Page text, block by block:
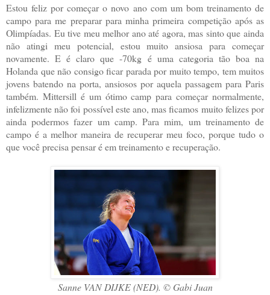
Estou feliz por começar o novo ano com um bom treinamento de
campo para me preparar para minha primeira competição após as
Olimpíadas. Eu tive meu melhor ano até agora, mas sinto que ainda
não atingi meu potencial, estou muito ansiosa para começar
novamente. E é claro que -70kg é uma categoria tão boa na
Holanda que não consigo ficar parada por muito tempo, tem muitos
jovens batendo na porta, ansiosos por aquela passagem para Paris
também. Mittersill é um ótimo camp para começar normalmente,
infelizmente não foi possível este ano, mas ficamos muito felizes por
ainda podermos fazer um camp. Para mim, um treinamento de
campo é a melhor maneira de recuperar meu foco, porque tudo o
que você precisa pensar é em treinamento e recuperação.
Sanne VAN DIJKE (NED). © Gabi Juan